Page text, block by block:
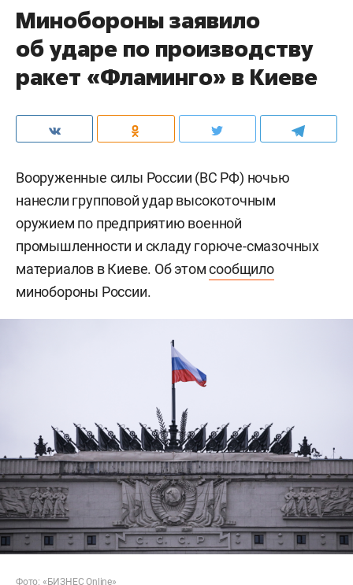
Минобороны заявило
об ударе по производству
ракет «Фламинго» в Киеве
Вооруженные силы России (ВС РФ) ночью
нанесли групповой удар высокоточным
оружием по предприятию военной
промышленности и складу горюче-смазочных
материалов в Киеве. Об этомсообщило
минобороны России.
Фото: «БИЗНЕС Online»